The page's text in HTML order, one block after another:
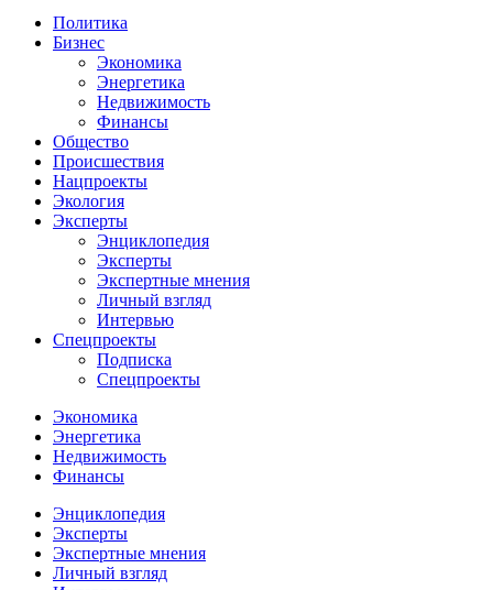
Политика
Бизнес
Экономика
Энергетика
Недвижимость
Финансы
Общество
Происшествия
Нацпроекты
Экология
Эксперты
Энциклопедия
Эксперты
Экспертные мнения
Личный взгляд
Интервью
Спецпроекты
Подписка
Спецпроекты
Экономика
Энергетика
Недвижимость
Финансы
Энциклопедия
Эксперты
Экспертные мнения
Личный взгляд